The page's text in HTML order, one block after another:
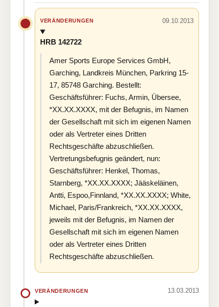
VERÄNDERUNGEN 09.10.2013
HRB 142722
Amer Sports Europe Services GmbH,
Garching, Landkreis München, Parkring 15-
17, 85748 Garching. Bestellt:
Geschäftsführer: Fuchs, Armin, Übersee,
*XX.XX.XXXX, mit der Befugnis, im Namen
der Gesellschaft mit sich im eigenen Namen
oder als Vertreter eines Dritten
Rechtsgeschäfte abzuschließen.
Vertretungsbefugnis geändert, nun:
Geschäftsführer: Henkel, Thomas,
Starnberg, *XX.XX.XXXX; Jääskeläinen,
Antti, Espoo,Finnland, *XX.XX.XXXX; White,
Michael, Paris/Frankreich, *XX.XX.XXXX,
jeweils mit der Befugnis, im Namen der
Gesellschaft mit sich im eigenen Namen
oder als Vertreter eines Dritten
Rechtsgeschäfte abzuschließen.
VERÄNDERUNGEN 13.03.2013